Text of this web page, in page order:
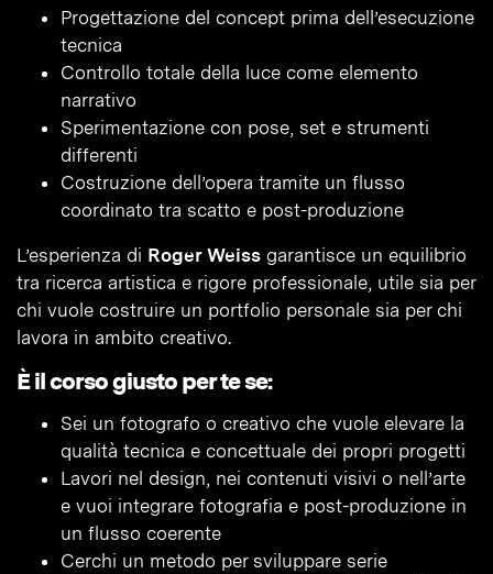
Progettazione del concept prima dell’esecuzione
tecnica
Controllo totale della luce come elemento
narrativo
Sperimentazione con pose, set e strumenti
differenti
Costruzione dell’opera tramite un flusso
coordinato tra scatto e post-produzione
L’esperienza di Roger Weiss garantisce un equilibrio
tra ricerca artistica e rigore professionale, utile sia per
chi vuole costruire un portfolio personale sia per chi
lavora in ambito creativo.
È il corso giusto per te se:
Sei un fotografo o creativo che vuole elevare la
qualità tecnica e concettuale dei propri progetti
Lavori nel design, nei contenuti visivi o nell’arte
e vuoi integrare fotografia e post-produzione in
un flusso coerente
Cerchi un metodo per sviluppare serie